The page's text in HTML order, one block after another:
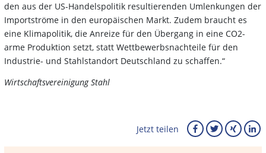
den aus der US-Handelspolitik resultierenden Umlenkungen der
Importströme in den europäischen Markt. Zudem braucht es
eine Klimapolitik, die Anreize für den Übergang in eine CO2-
arme Produktion setzt, statt Wettbewerbsnachteile für den
Industrie- und Stahlstandort Deutschland zu schaffen.“
Wirtschaftsvereinigung Stahl
Jetzt teilen